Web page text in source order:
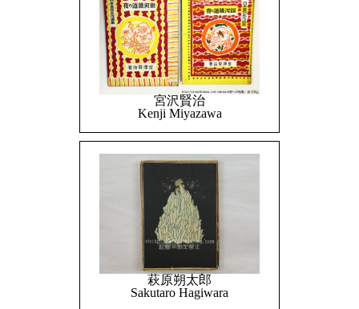
宮沢賢治
Kenji Miyazawa
萩原朔太郎
Sakutaro Hagiwara